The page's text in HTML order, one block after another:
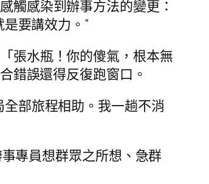
觸感染到辦事方法的變更：
要講效力。”
張水瓶！你的傻氣，根本無
錯誤還得反復跑窗口。
部旅程相助。我一趟不消
專員想群眾之所想、急群